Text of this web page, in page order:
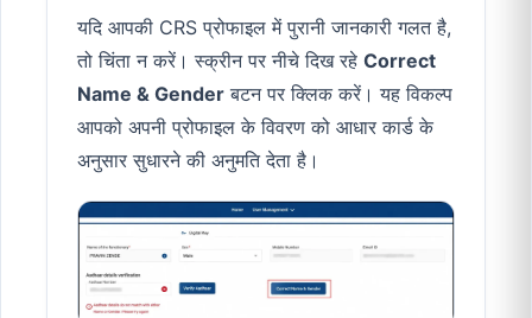
यदि आपकी CRS प्रोफाइल में पुरानी जानकारी गलत है,
तो चिंता न करें। स्क्रीन पर नीचे दिख रहे Correct
Name & Gender बटन पर क्लिक करें। यह विकल्प
आपको अपनी प्रोफाइल के विवरण को आधार कार्ड के
अनुसार सुधारने की अनुमति देता है।